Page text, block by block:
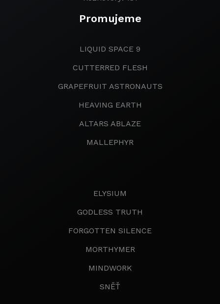
Promujeme
LIQUID SPACE 9
CUTTERRED FLESH
GRAPEFRUIT ASTRONAUTS
HEAVING EARTH
ALTARS ABLAZE
MALLEPHYR
ELYSIUM
GODLESS TRUTH
FORGOTTEN SILENCE
MORTHYMER
MINDWORK
SNĚŤ